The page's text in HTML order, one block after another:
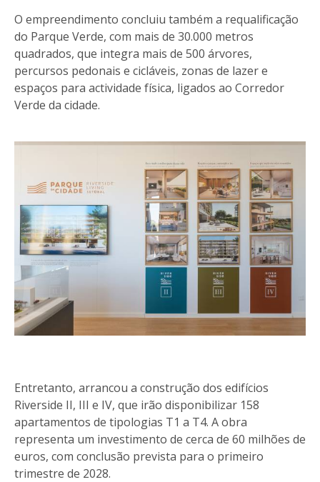
O empreendimento concluiu também a requalificação
do Parque Verde, com mais de 30.000 metros
quadrados, que integra mais de 500 árvores,
percursos pedonais e cicláveis, zonas de lazer e
espaços para actividade física, ligados ao Corredor
Verde da cidade.
Entretanto, arrancou a construção dos edifícios
Riverside II, III e IV, que irão disponibilizar 158
apartamentos de tipologias T1 a T4. A obra
representa um investimento de cerca de 60 milhões de
euros, com conclusão prevista para o primeiro
trimestre de 2028.